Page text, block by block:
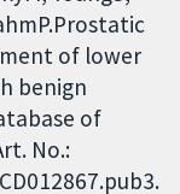
of lower
benign
of
No.: